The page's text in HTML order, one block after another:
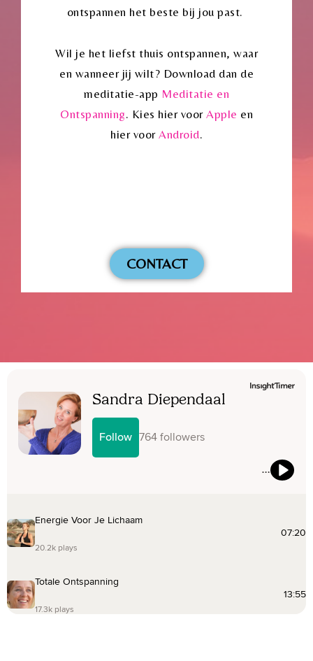
ontspannen het beste bij jou past.
Wil je het liefst thuis ontspannen, waar
en wanneer jij wilt? Download dan de
meditatie-app Meditatie en
Ontspanning. Kies hier voor Apple en
hier voor Android.
CONTACT